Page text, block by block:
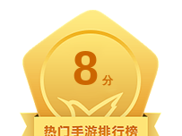
8 分